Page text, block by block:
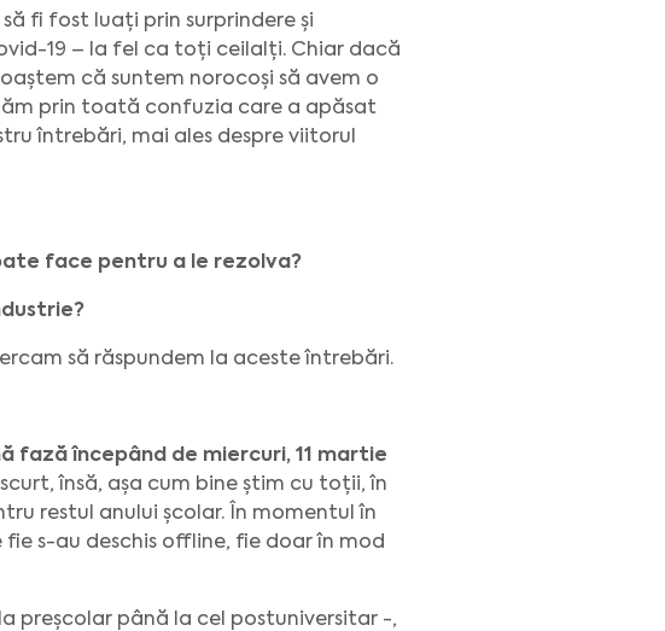
fi fost luați prin surprindere și
19 – la fel ca toți ceilalți. Chiar dacă
că suntem norocoși să avem o
prin toată confuzia care a apăsat
întrebări, mai ales despre viitorul
face pentru a le rezolva?
să răspundem la aceste întrebări.
fază începând de miercuri, 11 martie
însă, așa cum bine știm cu toții, în
restul anului școlar. În momentul în
s-au deschis offline, fie doar în mod
preșcolar până la cel postuniversitar -,